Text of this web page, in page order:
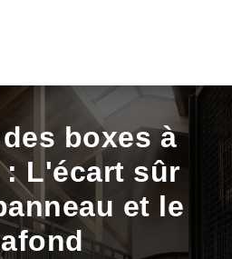
boxes à
: L'écart sûr
et le